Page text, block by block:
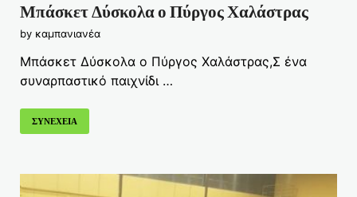
Μπάσκετ Δύσκολα ο Πύργος Χαλάστρας
by καμπανιανέα
Μπάσκετ Δύσκολα ο Πύργος Χαλάστρας,Σ ένα
συναρπαστικό παιχνίδι …
ΣΥΝΕΧΕΙΑ